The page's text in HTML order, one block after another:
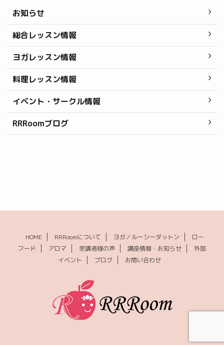
お知らせ
総合レッスン情報
ヨガレッスン情報
料理レッスン情報
イベント・サークル情報
RRRoomブログ
HOME RRRoomについて ヨガ／ルーシーダットン
ロー
フード
アロマ 受講者様の声 講座情報・お知らせ
外部
イベント
ブログ お問い合わせ
© 2026 RRRoom(ルーム) ｜福岡のローフード・ロースイーツ・ヨガ